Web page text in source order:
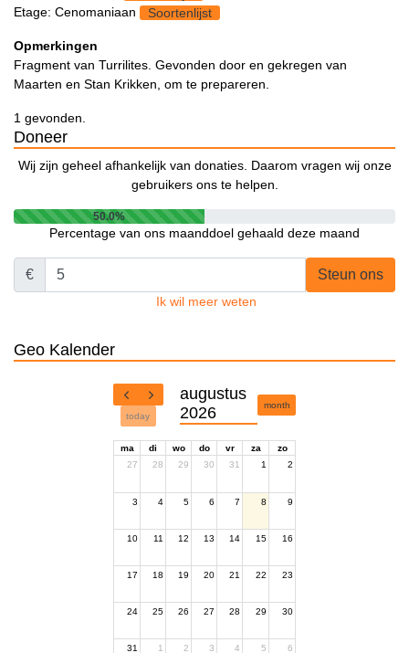
Etage: Cenomaniaan
Soortenlijst
Opmerkingen
Fragment van Turrilites. Gevonden door en gekregen van
Maarten en Stan Krikken, om te prepareren.
1 gevonden.
Doneer
Wij zijn geheel afhankelijk van donaties. Daarom vragen wij onze
gebruikers ons te helpen.
50.0%
Percentage van ons maanddoel gehaald deze maand
€ Steun ons
Ik wil meer weten
Geo Kalender
today
augustus
2026
month
ma di wo do vr za
zo
27
28 29 30 31 1 2
3 4 5 6 7 8 9
10 11 12 13 14 15 16
17 18 19 20 21 22 23
24 25 26 27 28 29 30
31 1 2 3 4 5 6